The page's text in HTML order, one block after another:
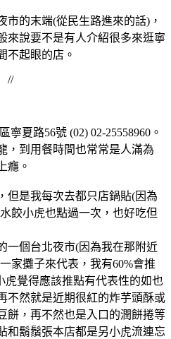
市的末端(從民生路進來的話)，
來說要不是有人介紹很多來逛寧
不起眼的店。
//
夏路56號 (02) 02-25558960。
，到用餐時間也常常是人滿為
癮。
但是我每次去都只店鍋貼(因為
餃小虎也點過一次，也好吃但
一個台北夜市(因為我在那附近
家攤子來代表，我有60%會推
虎覺得應該推點有代表性的如也
不然就是近期很紅的炸芋頭酥或
餅，再不然也是入口的潤餅捲等
和鬍鬚張本店都是另小虎流連忘